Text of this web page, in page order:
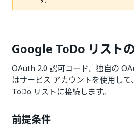
Google ToDo リスト
OAuth 2.0 認可コード、独自の
はサービス アカウントを使用し
ToDo リストに接続します。
前提条件